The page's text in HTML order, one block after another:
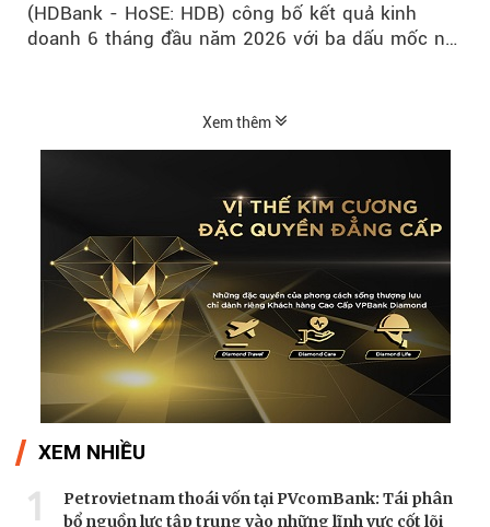
(HDBank - HoSE: HDB) công bố kết quả kinh
doanh 6 tháng đầu năm 2026 với ba dấu mốc nổi
Xem thêm
XEM NHIỀU
1
Petrovietnam thoái vốn tại PVcomBank: Tái phân
bổ nguồn lực tập trung vào những lĩnh vực cốt lõi